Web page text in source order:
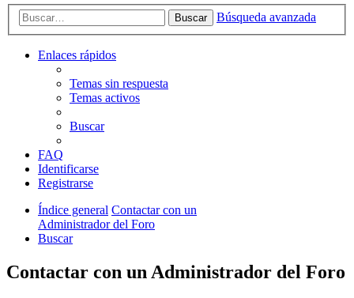
Buscar Búsqueda avanzada
Enlaces rápidos
Temas sin respuesta
Temas activos
Buscar
FAQ
Identificarse
Registrarse
Índice general Contactar con un
Administrador del Foro
Buscar
Contactar con un Administrador del Foro